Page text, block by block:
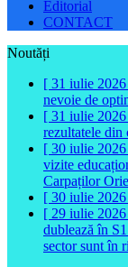
Editorial
CONTACT
Noutăți
[ 31 iulie
nevoie de
[ 31 iulie
rezultatele din
[ 30 iulie
vizite
Carpaților
[ 30 iulie
[ 29 iulie
dublează în
sector sunt în